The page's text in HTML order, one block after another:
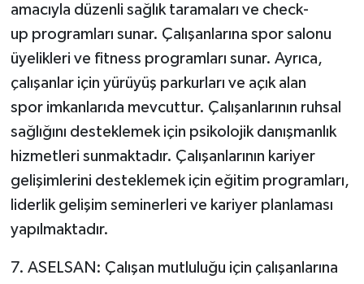
amacıyla düzenli sağlık taramaları ve check-
up programları sunar. Çalışanlarına spor salonu
üyelikleri ve fitness programları sunar. Ayrıca,
çalışanlar için yürüyüş parkurları ve açık alan
spor imkanlarıda mevcuttur. Çalışanlarının ruhsal
sağlığını desteklemek için psikolojik danışmanlık
hizmetleri sunmaktadır. Çalışanlarının kariyer
gelişimlerini desteklemek için eğitim programları,
liderlik gelişim seminerleri ve kariyer planlaması
yapılmaktadır.
7. ASELSAN: Çalışan mutluluğu için çalışanlarına